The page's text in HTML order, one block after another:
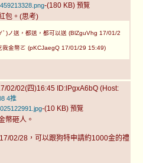
-(180 KB) 預覽
包。(思考)
)ノ送，都送，都可以送 (BlZguVhg 17/01/2
我金幣ㄛ (pKCJaegQ 17/01/29 15:49)
02/02(四)16:45 ID:lPgxA6bQ (Host:
4推
-(10 KB) 預覽
幣砸人。
02/28，可以跟狗特申請約1000金的禮